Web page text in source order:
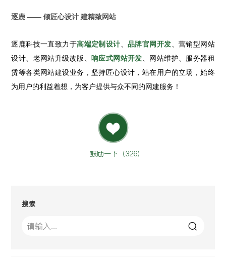
逐鹿 —— 倾匠心设计 建精致网站
逐鹿科技一直致力于高端定制设计 、品牌官网开发 、营销型网站
设计、老网站升级改版、 响应式网站开发 、网站维护、服务器租
赁等各类网站建设业务，坚持匠心设计，站在用户的立场，始终
为用户的利益着想，为客户提供与众不同的网建服务！
鼓励一下（326）
搜索